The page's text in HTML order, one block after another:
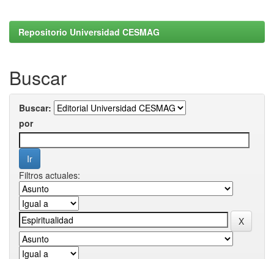
Repositorio Universidad CESMAG
Buscar
Buscar:
por
Filtros actuales: